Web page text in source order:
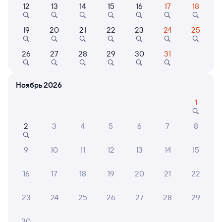
Выберите дату
Найдём билет на поезд за вас
Даже если сейчас нет мест
Искать билеты
Путешественникам нравятся эти варианты
Отель "Форум"
12 13 14 15 16 17 18
19 20 21 22 23 24 25
26 27 28 29 30 31
Ноябрь 2026
1
2 3 4 5 6 7 8
9 10 11 12 13 14 15
16 17 18 19 20 21 22
23 24 25 26 27 28 29